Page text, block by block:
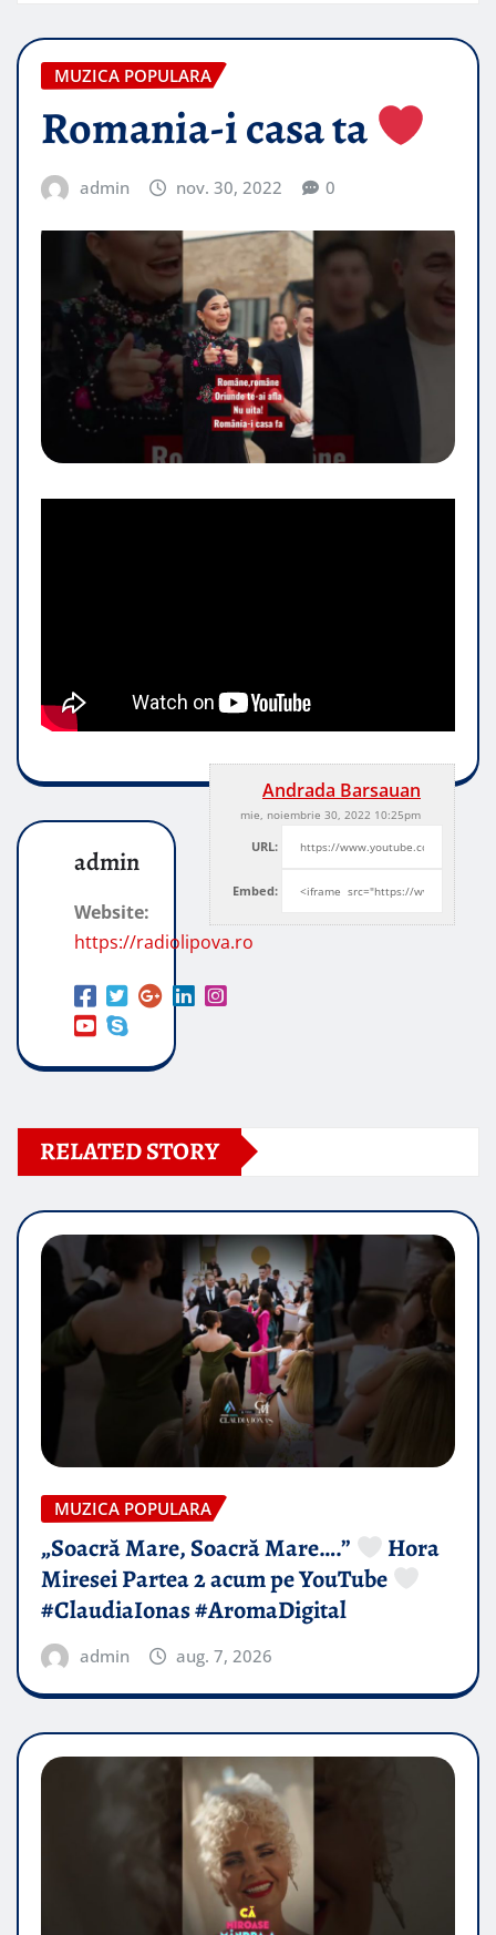
MUZICA POPULARA
Romania-i casa ta
admin nov. 30, 2022 0
Andrada Barsauan
mie, noiembrie 30, 2022 10:25pm
URL:
Embed:
admin
Website:
https://radiolipova.ro
RELATED STORY
MUZICA POPULARA
„Soacră Mare, Soacră Mare….”
Hora
Miresei Partea 2 acum pe YouTube
#ClaudiaIonas #AromaDigital
admin aug. 7, 2026